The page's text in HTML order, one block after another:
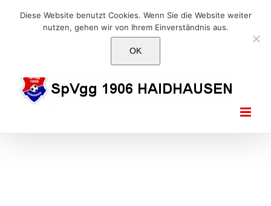
E-Mail: info@1906haidhausen.de
FacebookInstagram
E-
Diese Website benutzt Cookies. Wenn Sie die Website weiter
nutzen, gehen wir von Ihrem Einverständnis aus.
OK